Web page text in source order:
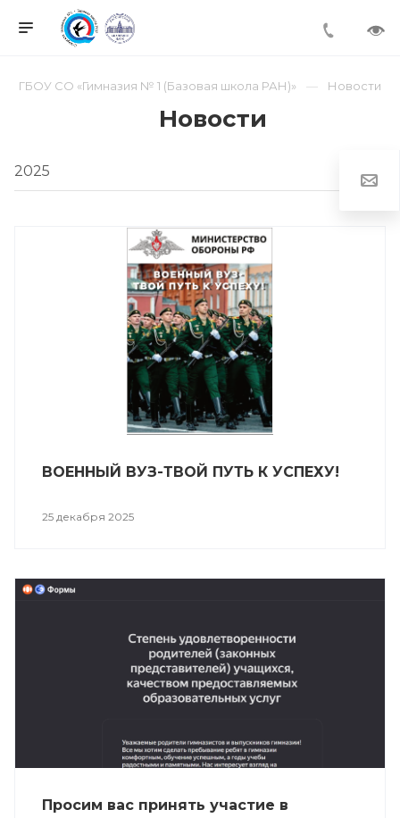
ГБОУ СО «Гимназия № 1 (Базовая школа РАН)» Новости
Новости
ВОЕННЫЙ ВУЗ-ТВОЙ ПУТЬ К УСПЕХУ!
25 декабря 2025
Просим вас принять участие в